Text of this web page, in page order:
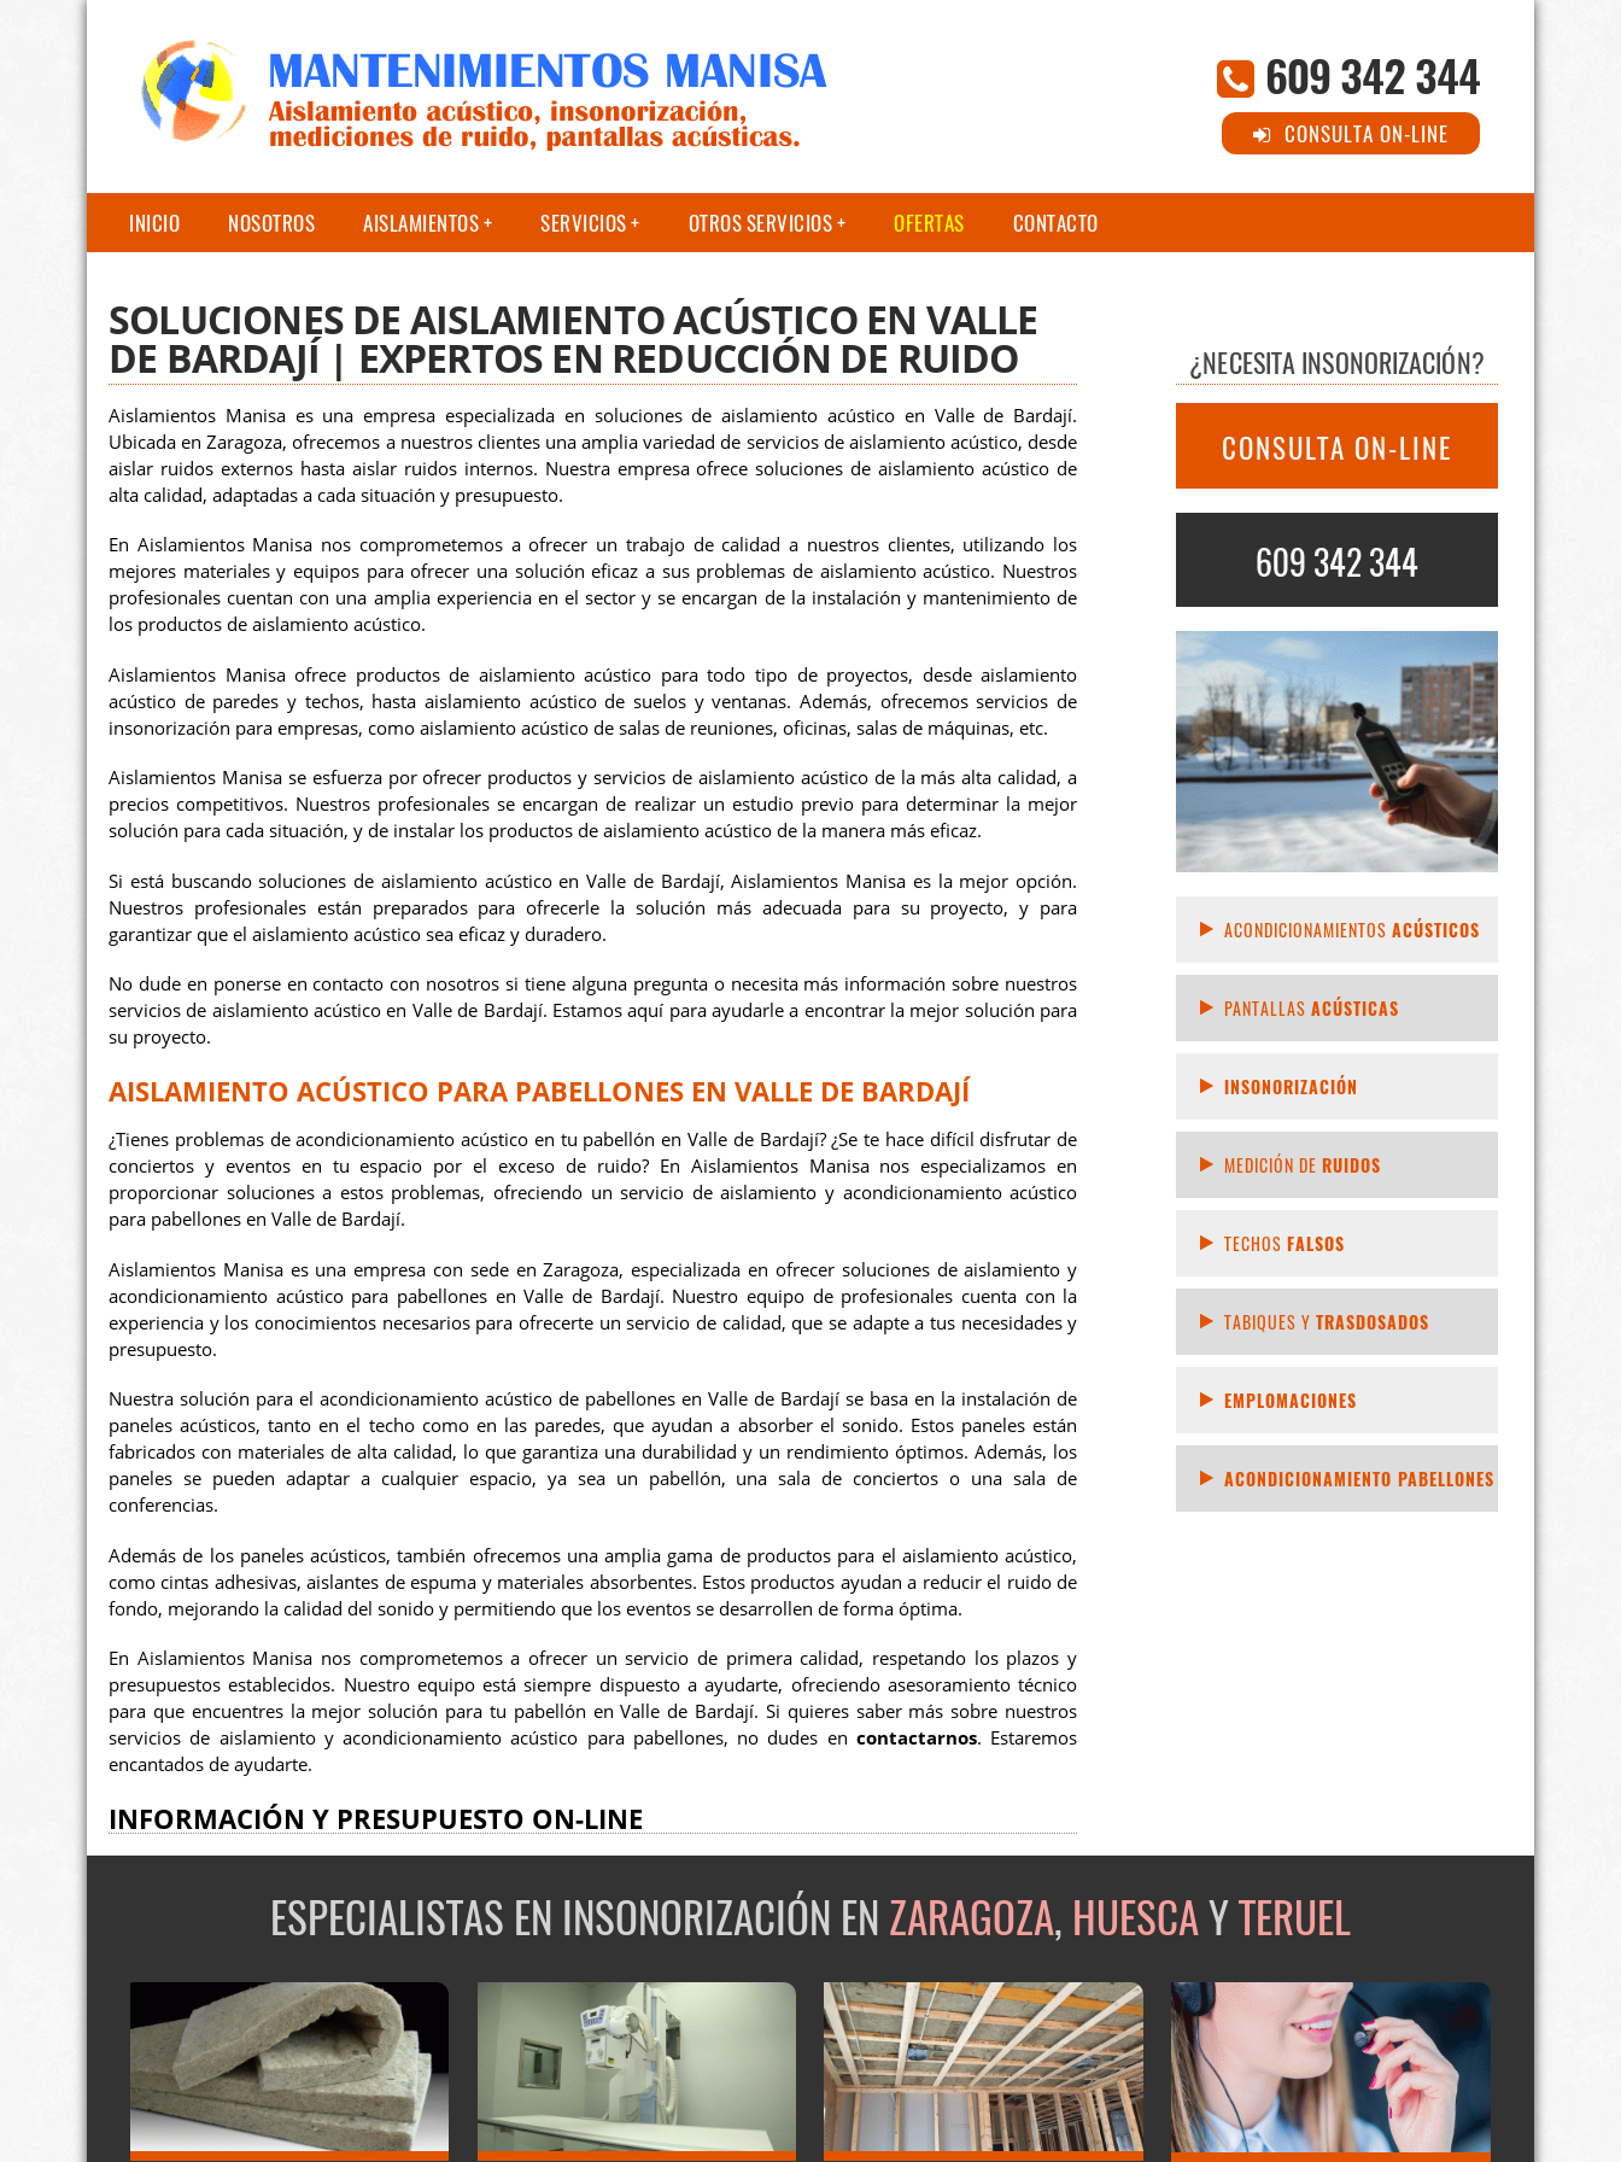
609 342 344
CONSULTA ON-LINE
INICIO NOSOTROS AISLAMIENTOS SERVICIOS OTROS SERVICIOS OFERTAS CONTACTO
SOLUCIONES DE AISLAMIENTO ACÚSTICO EN VALLE
DE BARDAJÍ | EXPERTOS EN REDUCCIÓN DE RUIDO
Aislamientos Manisa es una empresa especializada en soluciones de aislamiento acústico en Valle de Bardají.
Ubicada en Zaragoza, ofrecemos a nuestros clientes una amplia variedad de servicios de aislamiento acústico, desde
aislar ruidos externos hasta aislar ruidos internos. Nuestra empresa ofrece soluciones de aislamiento acústico de
alta calidad, adaptadas a cada situación y presupuesto.
En Aislamientos Manisa nos comprometemos a ofrecer un trabajo de calidad a nuestros clientes, utilizando los
mejores materiales y equipos para ofrecer una solución eficaz a sus problemas de aislamiento acústico. Nuestros
profesionales cuentan con una amplia experiencia en el sector y se encargan de la instalación y mantenimiento de
los productos de aislamiento acústico.
Aislamientos Manisa ofrece productos de aislamiento acústico para todo tipo de proyectos, desde aislamiento
acústico de paredes y techos, hasta aislamiento acústico de suelos y ventanas. Además, ofrecemos servicios de
insonorización para empresas, como aislamiento acústico de salas de reuniones, oficinas, salas de máquinas, etc.
Aislamientos Manisa se esfuerza por ofrecer productos y servicios de aislamiento acústico de la más alta calidad, a
precios competitivos. Nuestros profesionales se encargan de realizar un estudio previo para determinar la mejor
solución para cada situación, y de instalar los productos de aislamiento acústico de la manera más eficaz.
Si está buscando soluciones de aislamiento acústico en Valle de Bardají, Aislamientos Manisa es la mejor opción.
Nuestros profesionales están preparados para ofrecerle la solución más adecuada para su proyecto, y para
garantizar que el aislamiento acústico sea eficaz y duradero.
No dude en ponerse en contacto con nosotros si tiene alguna pregunta o necesita más información sobre nuestros
servicios de aislamiento acústico en Valle de Bardají. Estamos aquí para ayudarle a encontrar la mejor solución para
su proyecto.
AISLAMIENTO ACÚSTICO PARA PABELLONES EN VALLE DE BARDAJÍ
¿Tienes problemas de acondicionamiento acústico en tu pabellón en Valle de Bardají? ¿Se te hace difícil disfrutar de
conciertos y eventos en tu espacio por el exceso de ruido? En Aislamientos Manisa nos especializamos en
proporcionar soluciones a estos problemas, ofreciendo un servicio de aislamiento y acondicionamiento acústico
para pabellones en Valle de Bardají.
Aislamientos Manisa es una empresa con sede en Zaragoza, especializada en ofrecer soluciones de aislamiento y
acondicionamiento acústico para pabellones en Valle de Bardají. Nuestro equipo de profesionales cuenta con la
experiencia y los conocimientos necesarios para ofrecerte un servicio de calidad, que se adapte a tus necesidades y
presupuesto.
Nuestra solución para el acondicionamiento acústico de pabellones en Valle de Bardají se basa en la instalación de
paneles acústicos, tanto en el techo como en las paredes, que ayudan a absorber el sonido. Estos paneles están
fabricados con materiales de alta calidad, lo que garantiza una durabilidad y un rendimiento óptimos. Además, los
paneles se pueden adaptar a cualquier espacio, ya sea un pabellón, una sala de conciertos o una sala de
conferencias.
Además de los paneles acústicos, también ofrecemos una amplia gama de productos para el aislamiento acústico,
como cintas adhesivas, aislantes de espuma y materiales absorbentes. Estos productos ayudan a reducir el ruido de
fondo, mejorando la calidad del sonido y permitiendo que los eventos se desarrollen de forma óptima.
En Aislamientos Manisa nos comprometemos a ofrecer un servicio de primera calidad, respetando los plazos y
presupuestos establecidos. Nuestro equipo está siempre dispuesto a ayudarte, ofreciendo asesoramiento técnico
para que encuentres la mejor solución para tu pabellón en Valle de Bardají. Si quieres saber más sobre nuestros
servicios de aislamiento y acondicionamiento acústico para pabellones, no dudes en contactarnos. Estaremos
encantados de ayudarte.
INFORMACIÓN Y PRESUPUESTO ON-LINE
¿NECESITA INSONORIZACIÓN?
CONSULTA ON-LINE
609 342 344
ACONDICIONAMIENTOS ACÚSTICOS
PANTALLAS ACÚSTICAS
INSONORIZACIÓN
MEDICIÓN DE RUIDOS
TECHOS FALSOS
TABIQUES Y TRASDOSADOS
EMPLOMACIONES
ACONDICIONAMIENTO PABELLONES
ESPECIALISTAS EN INSONORIZACIÓN ENZARAGOZA, HUESCAYTERUEL